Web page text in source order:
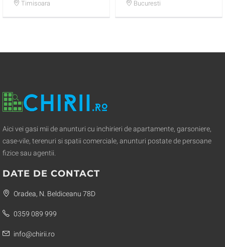
Timisoara
Protopopescu (ProTv)
Bucuresti
Aici vei gasi mii de anunturi cu inchirieri de apartamente, garsoniere,
case-vile, terenuri si spatii comerciale, anunturi postate de persoane
fizice sau agentii.
DATE DE CONTACT
Oradea, N. Beldiceanu 78D
0359 089 999
info@chirii.ro